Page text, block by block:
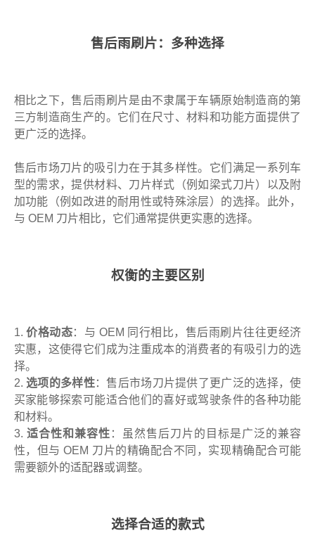
售后雨刷片：多种选择
相比之下，售后雨刷片是由不隶属于车辆原始制造商的第
三方制造商生产的。它们在尺寸、材料和功能方面提供了
更广泛的选择。
售后市场刀片的吸引力在于其多样性。它们满足一系列车
型的需求，提供材料、刀片样式（例如梁式刀片）以及附
加功能（例如改进的耐用性或特殊涂层）的选择。此外，
与 OEM 刀片相比，它们通常提供更实惠的选择。
权衡的主要区别
1.价格动态：与 OEM 同行相比，售后雨刷片往往更经济
实惠，这使得它们成为注重成本的消费者的有吸引力的选
择。
2. 选项的多样性：售后市场刀片提供了更广泛的选择，使
买家能够探索可能适合他们的喜好或驾驶条件的各种功能
和材料。
3. 适合性和兼容性 ：虽然售后刀片的目标是广泛的兼容
性，但与 OEM 刀片的精确配合不同，实现精确配合可能
需要额外的适配器或调整。
选择合适的款式